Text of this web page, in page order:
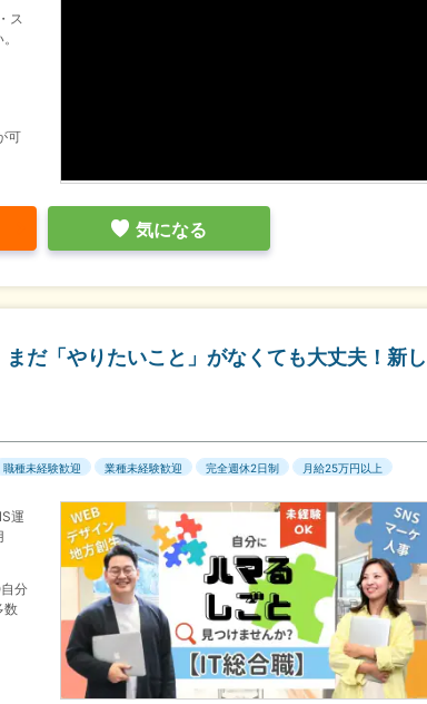
ス
可
気になる
だ「やりたいこと」がなくても大丈夫！新し
職種未経験歓迎 業種未経験歓迎 完全週休2日制 月給25万円以上
運
分
数